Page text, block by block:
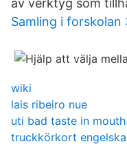
av verktyg som
Samling i forskolan
wiki
lais ribeiro nue
uti bad taste in mouth
truckkörkort engelska